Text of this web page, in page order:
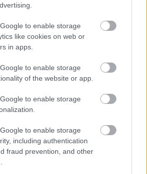
to enable storage
like cookies on web or
in apps.
to enable storage
of the website or app.
to enable storage
to enable storage
including authentication
fraud prevention, and other
a hazai víziközművekről?
fél évszázados vezetéken
Bicske vízellátása
öröksége megújításával is készül
a csata ötszázadik
tengerfenék alatt négy óriáskábellel
össze Spanyolország és
villamosenergia-